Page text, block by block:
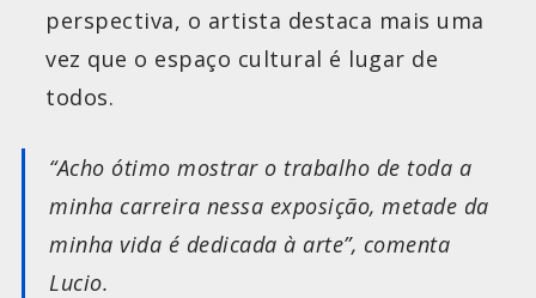
perspectiva, o artista destaca mais uma
vez que o espaço cultural é lugar de
todos.
“Acho ótimo mostrar o trabalho de toda a
minha carreira nessa exposição, metade da
minha vida é dedicada à arte”, comenta
Lucio.